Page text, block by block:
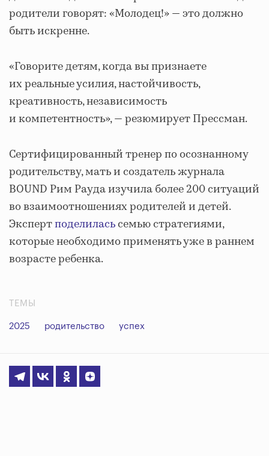
родители говорят: «Молодец!» — это должно
быть искренне.
«Говорите детям, когда вы признаете
их реальные усилия, настойчивость,
креативность, независимость
и компетентность», — резюмирует Прессман.
Сертифицированный тренер по осознанному
родительству, мать и создатель журнала
BOUND Рим Рауда изучила более 200 ситуаций
во взаимоотношениях родителей и детей.
Экспертподелиласьсемью стратегиями,
которые необходимо применять уже в раннем
возрасте ребенка.
ТЕМЫ
2025 родительство успех